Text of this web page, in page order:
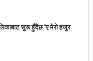
सुरू हुँदैछ ‘ए मेरो हजुर